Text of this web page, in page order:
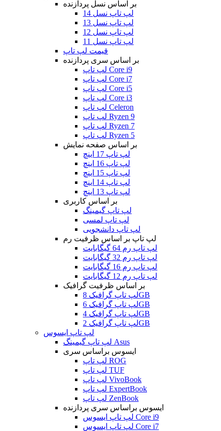
بر اساس نسل پردازنده
لپ تاپ نسل 14
لپ تاپ نسل 13
لپ تاپ نسل 12
لپ تاپ نسل 11
قیمت لپ تاپ
بر اساس سری پردازنده
لپ تاپ Core i9
لپ تاپ Core i7
لپ تاپ Core i5
لپ تاپ Core i3
لپ تاپ Celeron
لپ تاپ Ryzen 9
لپ تاپ Ryzen 7
لپ تاپ Ryzen 5
بر اساس صفحه نمایش
لپ تاپ 17 اینچ
لپ تاپ 16 اینچ
لپ تاپ 15 اینچ
لپ تاپ 14 اینچ
لپ تاپ 13 اینچ
بر اساس کاربری
لپ تاپ گیمینگ
لپ تاپ لمسی
لپ تاپ دانشجویی
لپ تاپ بر اساس ظرفیت رم
لپ تاپ رم 64 گیگابایت
لپ تاپ رم 32 گیگابایت
لپ تاپ رم 16 گیگابایت
لپ تاپ رم 12 گیگابایت
بر اساس ظرفیت گرافیک
لپ تاپ گرافیک 8GB
لپ تاپ گرافیک 6GB
لپ تاپ گرافیک 4GB
لپ تاپ گرافیک 2GB
لپ تاپ ایسوس
لپ تاپ گیمینگ Asus
ایسوس براساس سری
لپ تاپ ROG
لپ تاپ TUF
لپ تاپ VivoBook
لپ تاپ ExpertBook
لپ تاپ ZenBook
ایسوس براساس سری پردازنده
لپ تاپ ایسوس Core i9
لپ تاپ ایسوس Core i7